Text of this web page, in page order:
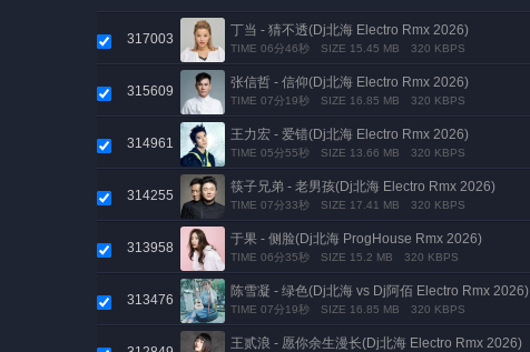
317003
丁当 - 猜不透(Dj北海 Electro Rmx 2026)
TIME 06分46秒 SIZE 15.45 MB 320 KBPS
315609
张信哲 - 信仰(Dj北海 Electro Rmx 2026)
TIME 07分19秒 SIZE 16.85 MB 320 KBPS
314961
王力宏 - 爱错(Dj北海 Electro Rmx 2026)
TIME 05分55秒 SIZE 13.66 MB 320 KBPS
314255
筷子兄弟 - 老男孩(Dj北海 Electro Rmx 2026)
TIME 07分33秒 SIZE 17.41 MB 320 KBPS
313958
于果 - 侧脸(Dj北海 ProgHouse Rmx 2026)
TIME 06分35秒 SIZE 15.2 MB 320 KBPS
313476
陈雪凝 - 绿色(Dj北海 vs Dj阿佰 Electro Rmx 2026)
TIME 07分19秒 SIZE 16.85 MB 320 KBPS
王贰浪 - 愿你余生漫长(Dj北海 Electro Rmx 2026)